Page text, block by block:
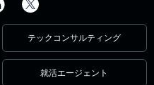
テックコンサルティング
就活エージェント